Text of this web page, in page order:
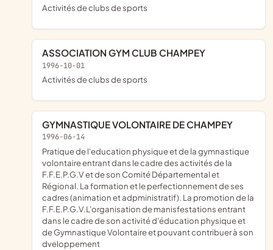
Activités de clubs de sports
ASSOCIATION GYM CLUB CHAMPEY
1996-10-01
Activités de clubs de sports
GYMNASTIQUE VOLONTAIRE DE CHAMPEY
1996-06-14
pratique de l'education physique et de la gymnastique
volontaire entrant dans le cadre des activités de la
F.F.E.P.G.V et de son Comité Départemental et
Régional. La formation et le perfectionnement de ses
cadres (animation et adpministratif). La promotion de la
F.F.E.P.G.V.L'organisation de manisfestations entrant
dans le cadre de son activité d'éducation physique et
de Gymnastique Volontaire et pouvant contribuer à son
dveloppement